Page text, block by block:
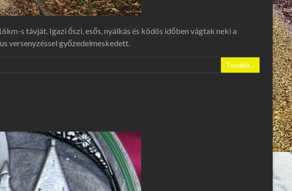
s távját. Igazi őszi, esős, nyálkás és ködös időben vágtak neki a
versenyzéssel győzedelmeskedett.
Tovább...